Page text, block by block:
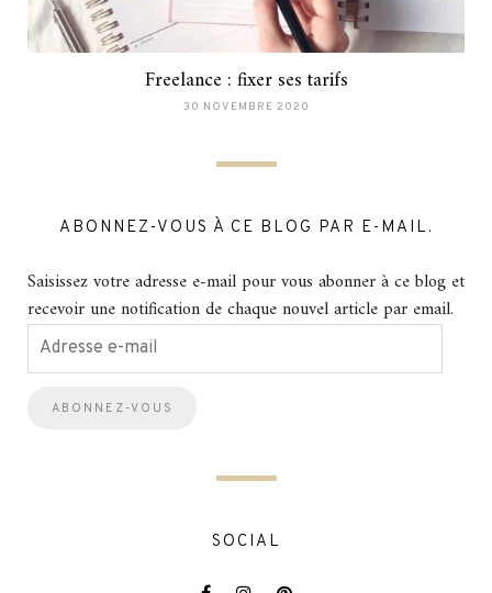
Freelance : fixer ses tarifs
30 NOVEMBRE 2020
ABONNEZ-VOUS À CE BLOG PAR E-MAIL.
Saisissez votre adresse e-mail pour vous abonner à ce blog et
recevoir une notification de chaque nouvel article par email.
Adresse
e-
SOCIAL